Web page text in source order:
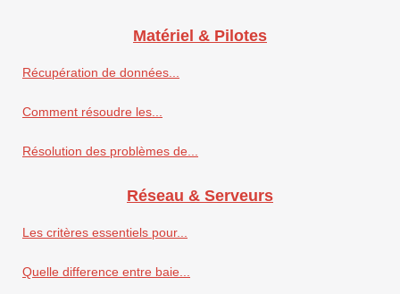
Matériel & Pilotes
Récupération de données...
Comment résoudre les...
Résolution des problèmes de...
Réseau & Serveurs
Les critères essentiels pour...
Quelle difference entre baie...